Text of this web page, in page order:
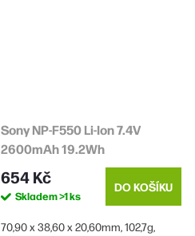
Sony NP-F550 Li-Ion 7.4V
2600mAh 19.2Wh
654 Kč
Skladem>1 ks
DO KOŠÍKU
70,90 x 38,60 x 20,60mm, 102,7g,